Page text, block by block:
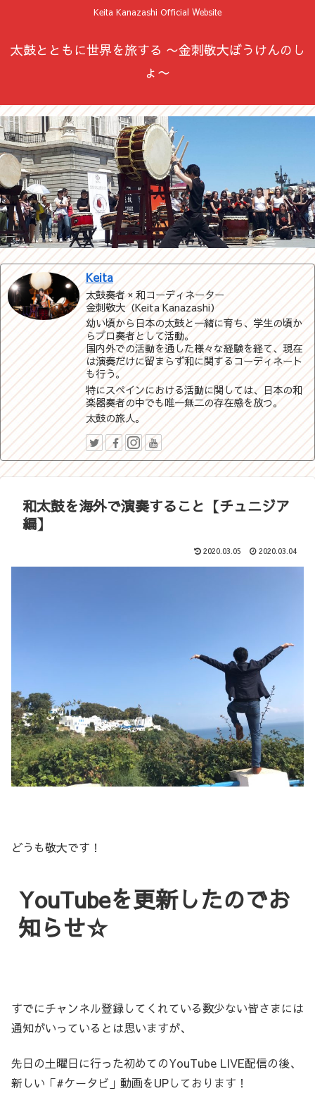
Keita Kanazashi Official Website
太鼓とともに世界を旅する 〜金刺敬大ぼうけんのし
ょ〜
Keita
太鼓奏者 × 和コーディネーター
金刺敬大（Keita Kanazashi）
幼い頃から日本の太鼓と一緒に育ち、学生の頃か
らプロ奏者として活動。
国内外での活動を通した様々な経験を経て、現在
は演奏だけに留まらず和に関するコーディネート
も行う。
特にスペインにおける活動に関しては、日本の和
楽器奏者の中でも唯一無二の存在感を放つ。
太鼓の旅人。
和太鼓を海外で演奏すること【チュニジア
編】
2020.03.05 2020.03.04
どうも敬大です！
YouTubeを更新したのでお
知らせ☆
すでにチャンネル登録してくれている数少ない皆さまには
通知がいっているとは思いますが、
先日の土曜日に行った初めてのYouTube LIVE配信の後、
新しい「#ケータビ」動画をUPしております！